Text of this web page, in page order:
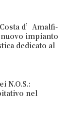
d’Amalfi-
impianto
dedicato al
N.O.S.:
nel